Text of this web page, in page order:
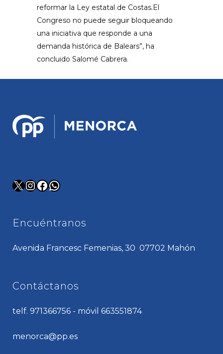
reformar la Ley estatal de Costas.El
Congreso no puede seguir bloqueando
una iniciativa que responde a una
demanda histórica de Balears”, ha
concluido Salomé Cabrera.
X Instagram
Facebook
WhatsApp
Encuéntranos
Avenida Francesc Femenias, 30 07702 Mahón
Contáctanos
telf. 971366756 - móvil 663551874
menorca@pp.es